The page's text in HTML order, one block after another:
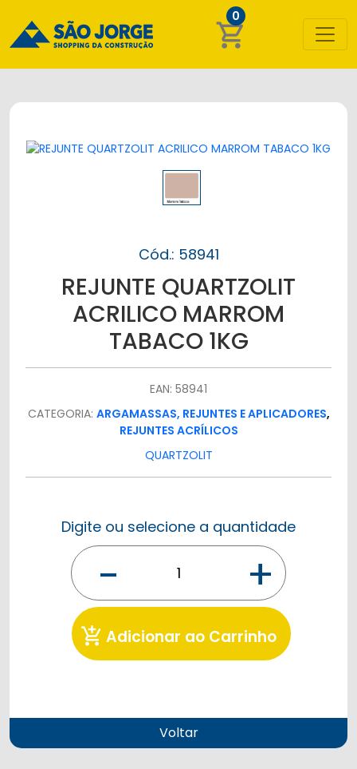
shopping_cart
0
Cód.: 58941
REJUNTE QUARTZOLIT
ACRILICO MARROM
TABACO 1KG
EAN: 58941
CATEGORIA: ARGAMASSAS, REJUNTES E APLICADORES,
REJUNTES ACRÍLICOS
QUARTZOLIT
Digite ou selecione a quantidade
- +
add_shopping_cart Adicionar ao Carrinho
Voltar